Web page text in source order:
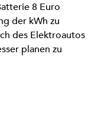
8 Euro
der kWh zu
des Elektroautos
planen zu